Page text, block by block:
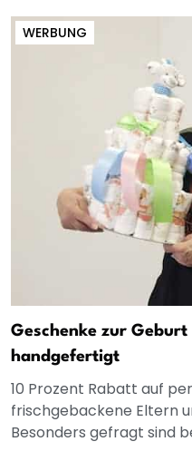
WERBUNG
Geschenke zur
handgefertigt
10 Prozent Rabatt auf
frischgebackene Eltern
Besonders gefragt sind